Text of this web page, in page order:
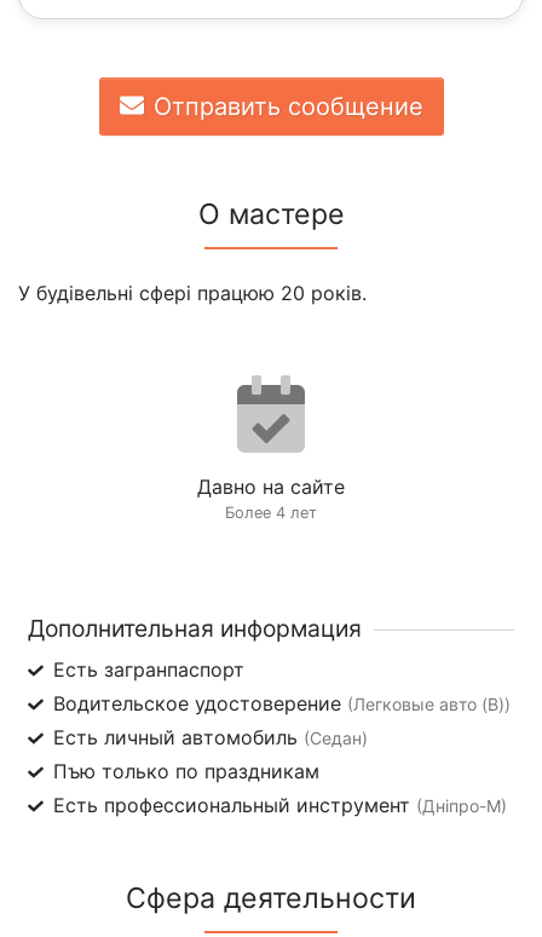
Отправить сообщение
О мастере
У будівельні сфері працюю 20 років.
Давно на сайте
Более 4 лет
Дополнительная информация
Есть загранпаспорт
Водительское удостоверение (Легковые авто (B))
Есть личный автомобиль (Седан)
Пъю только по праздникам
Есть профессиональный инструмент (Дніпро-М)
Сфера деятельности